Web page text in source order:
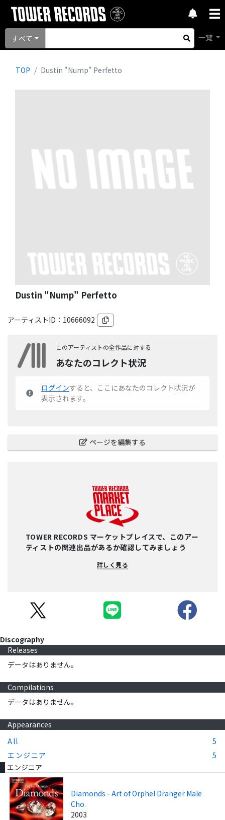
すべて 一覧
TOP Dustin "Nump" Perfetto
Dustin "Nump" Perfetto
アーティストID： 10666092
このアーティストの全作品に対する
あなたのコレクト状況
ログインすると、ここにあなたのコレクト状況が
表示されます。
ページを編集する
TOWER RECORDS マーケットプレイスで、このアー
ティストの関連出品があるか確認してみましょう
詳しく見る
Discography
Releases
データはありません。
Compilations
データはありません。
Appearances
All
5
エンジニア
5
エンジニア
Diamonds - Art of Orphel Dranger Male
Cho.
2003